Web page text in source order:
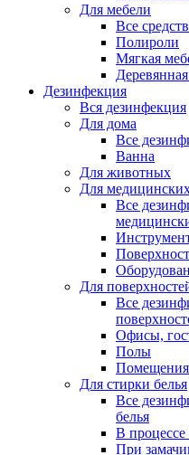
Для мебели
Все
Полироли
Мягкая
Дезинфекция
Вся дезинфекция
Для дома
Все
Ванна
Для животных
Для
Все
Для
Все
Офисы,
Полы
Помещения
Для стирки белья
Все
белья
В процессе
При